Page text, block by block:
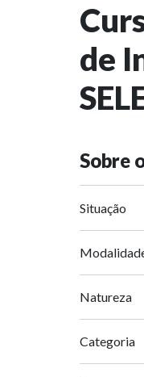
de
Sobre
Situação
Natureza
Categoria